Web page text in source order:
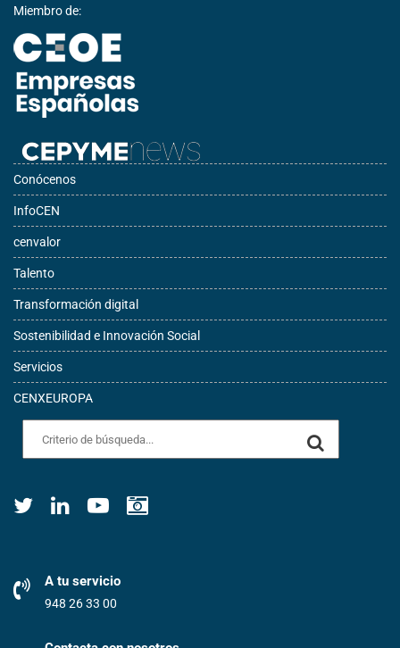
Miembro de:
Conócenos
InfoCEN
cenvalor
Talento
Transformación digital
Sostenibilidad e Innovación Social
Servicios
CENXEUROPA
A tu servicio
948 26 33 00